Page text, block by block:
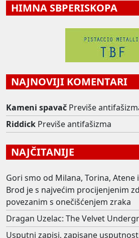
HIMNA SBPERISKOPA
NAJNOVIJI KOMENTARI
Kameni spavač Previše
Riddick Previše antifašizma
NAJČITANIJE
Gori smo od Milana, Torina, Atene
Brod je s najvećim procijenjenim
povezanim s onečišćenjem zraka
Dragan Uzelac: The Velvet
Usputni zapisi, zapisane